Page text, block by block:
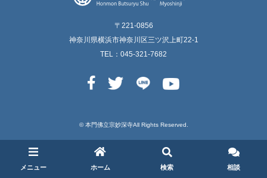
メニュー ホーム 検索 相談
〒221-0856
神奈川県横浜市神奈川区三ツ沢上町22-1
TEL：045-321-7682
© 本⾨佛⽴宗妙深寺All Rights Reserved.